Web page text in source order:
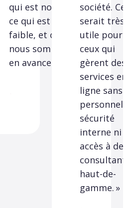
qui est normal,
ce qui est
faible, et où
nous sommes
en avance. »
société. Ce
serait très
utile pour
ceux qui
gèrent des
services en
ligne sans
personnel
sécurité
interne ni
accès à des
consultants
haut-de-
gamme. »